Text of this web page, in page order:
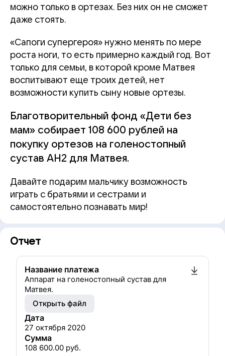
можно только в ортезах. Без них он не сможет
даже стоять.
«Сапоги супергероя» нужно менять по мере
роста ноги, то есть примерно каждый год. Вот
только для семьи, в которой кроме Матвея
воспитывают еще троих детей, нет
возможности купить сыну новые ортезы.
Благотворительный фонд «Дети без
мам» собирает 108 600 рублей на
покупку ортезов на голеностопный
сустав АН2 для Матвея.
Давайте подарим мальчику возможность
играть с братьями и сестрами и
самостоятельно познавать мир!
Отчет
Название платежа
Аппарат на голеностопный сустав для
Матвея.
Открыть файл
Дата
27 октября 2020
Сумма
108 600.00 руб.